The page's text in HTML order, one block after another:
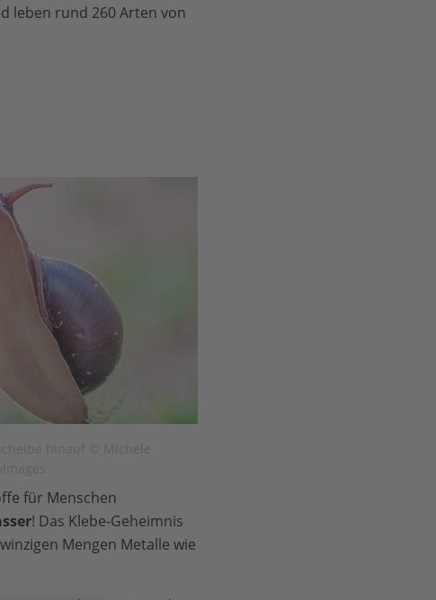
leben rund 260 Arten von
für Menschen
! Das Klebe-Geheimnis
Mengen Metalle wie